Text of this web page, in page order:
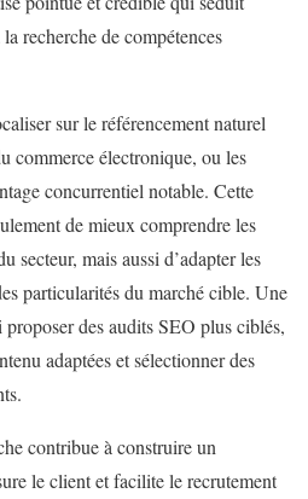
recherche de compétences
sur le référencement naturel
commerce électronique, ou les
concurrentiel notable. Cette
de mieux comprendre les
secteur, mais aussi d’adapter les
particularités du marché cible. Une
proposer des audits SEO plus ciblés,
adaptées et sélectionner des
contribue à construire un
le client et facilite le recrutement